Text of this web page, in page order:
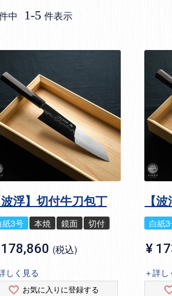
中 1-5 件表示
波浮】切付牛刀包丁
紙3号 本焼 鏡面 切付
178,860 税込
しく見る
お気に入りに登録する
【
白紙
¥
＋詳し